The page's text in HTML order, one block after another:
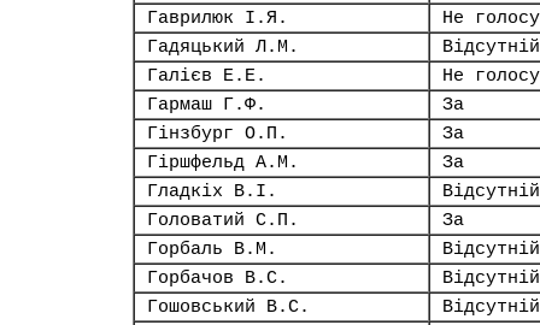
Гаврилюк І.Я.
Не
Гадяцький Л.М.
Відсутній
Галієв Е.Е.
Не
Гармаш Г.Ф.
За
Гінзбург О.П.
За
Гіршфельд А.М.
За
Гладкіх В.І.
Відсутній
Головатий С.П.
За
Горбаль В.М.
Відсутній
Горбачов В.С.
Відсутній
Гошовський В.С.
Відсутній